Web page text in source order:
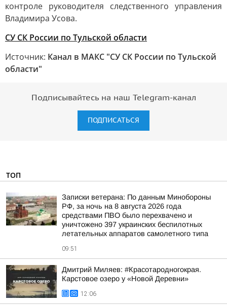
контроле руководителя следственного управления
Владимира Усова.
СУ СК России по Тульской области
Источник: Канал в МАКС "СУ СК России по Тульской
области"
Подписывайтесь на наш Telegram-канал
ПОДПИСАТЬСЯ
ТОП
Записки ветерана: По данным Минобороны
РФ, за ночь на 8 августа 2026 года
средствами ПВО было перехвачено и
уничтожено 397 украинских беспилотных
летательных аппаратов самолетного типа
09:51
Дмитрий Миляев: #Красотародногокрая.
Карстовое озеро у «Новой Деревни»
12:06